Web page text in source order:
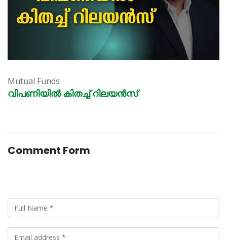
Mutual Funds
വിപണിയിൽ കിതച്ച് റിലയൻസ്
Comment Form